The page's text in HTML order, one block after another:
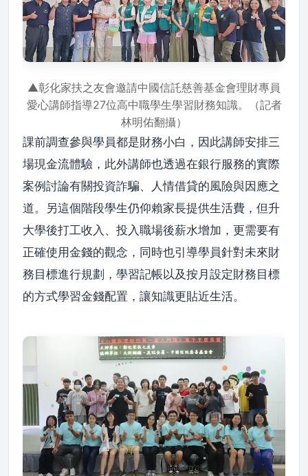
▲彰化家扶之友會邀請中國信託慈善基金會理財專員
愛心講師指導27位高中職學生學習財務知識。（記者
林明佑翻攝）
課前調查參與學員都是財務小白，因此講師安排三
場現金流體驗，此外講師也透過在銀行服務的實際
案例討論有關投資詐騙、人情借貸的風險與因應之
道。另這個階段學生仍仰賴家長提供生活費，但升
大學後打工收入、投入職場後薪水增加，更需要有
正確使用金錢的觀念，同時也引導學員針對未來財
務目標進行規劃，學習記帳以及按月設定財務目標
的方式學習金錢配置，讓知識更貼近生活。